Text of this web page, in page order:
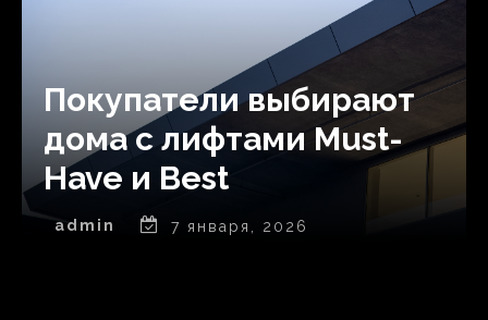
Покупатели выбирают
дома с лифтами Must-
Have и Best
admin 7 января, 2026